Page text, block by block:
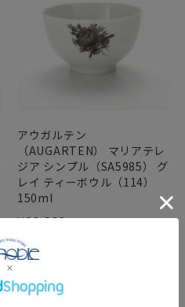
アウガルテン
（AUGARTEN） マリアテレ
ジア シンプル（SA5985） グ
レイ ティーボウル（114）
150ml
¥20,900税込